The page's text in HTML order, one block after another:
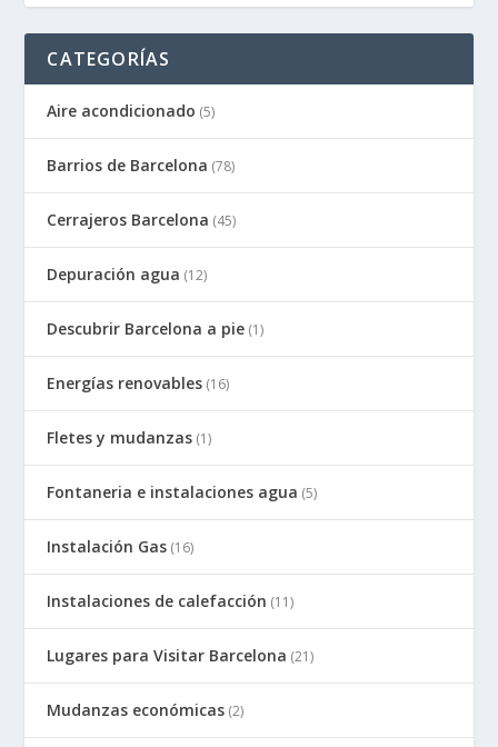
CATEGORÍAS
Aire acondicionado (5)
Barrios de Barcelona (78)
Cerrajeros Barcelona (45)
Depuración agua (12)
Descubrir Barcelona a pie (1)
Energías renovables (16)
Fletes y mudanzas (1)
Fontaneria e instalaciones agua (5)
Instalación Gas (16)
Instalaciones de calefacción (11)
Lugares para Visitar Barcelona (21)
Mudanzas económicas (2)